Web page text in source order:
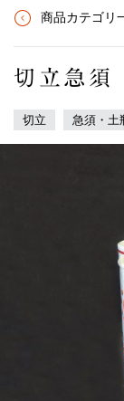
商品カテゴリ
切立急
切立 急須・土